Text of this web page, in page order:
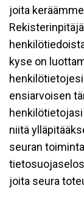
joita
kyse on
ensiarvoisen
niitä
seuran
joita seura